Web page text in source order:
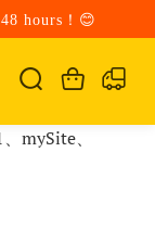
hours！😊